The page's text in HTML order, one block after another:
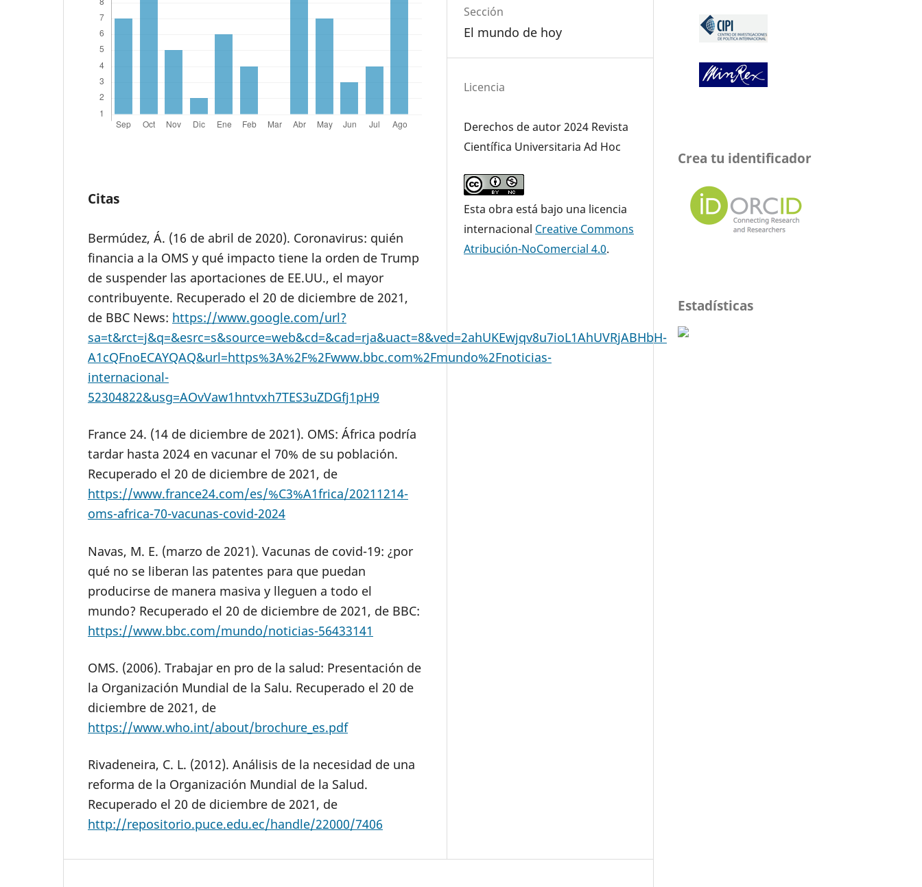
Citas
Bermúdez, Á. (16 de abril de 2020). Coronavirus: quién
financia a la OMS y qué impacto tiene la orden de Trump
de suspender las aportaciones de EE.UU., el mayor
contribuyente. Recuperado el 20 de diciembre de 2021,
de BBC News: https://www.google.com/url?
sa=t&rct=j&q=&esrc=s&source=web&cd=&cad=rja&uact=8&ved=2ahUKEwjqv8u7ioL1AhUVRjABHbH-
A1cQFnoECAYQAQ&url=https%3A%2F%2Fwww.bbc.com%2Fmundo%2Fnoticias-
internacional-
52304822&usg=AOvVaw1hntvxh7TES3uZDGfj1pH9
France 24. (14 de diciembre de 2021). OMS: África podría
tardar hasta 2024 en vacunar el 70% de su población.
Recuperado el 20 de diciembre de 2021, de
https://www.france24.com/es/%C3%A1frica/20211214-
oms-africa-70-vacunas-covid-2024
Navas, M. E. (marzo de 2021). Vacunas de covid-19: ¿por
qué no se liberan las patentes para que puedan
producirse de manera masiva y lleguen a todo el
mundo? Recuperado el 20 de diciembre de 2021, de BBC:
https://www.bbc.com/mundo/noticias-56433141
OMS. (2006). Trabajar en pro de la salud: Presentación de
la Organización Mundial de la Salu. Recuperado el 20 de
diciembre de 2021, de
https://www.who.int/about/brochure_es.pdf
Rivadeneira, C. L. (2012). Análisis de la necesidad de una
reforma de la Organización Mundial de la Salud.
Recuperado el 20 de diciembre de 2021, de
http://repositorio.puce.edu.ec/handle/22000/7406
Sección
El mundo de hoy
Licencia
Derechos de autor 2024 Revista
Científica Universitaria Ad Hoc
Esta obra está bajo una licencia
internacional Creative Commons
Atribución-NoComercial 4.0.
Crea tu identificador
Estadísticas